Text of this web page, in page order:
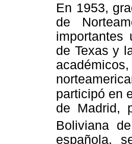
En 1953,
de
importantes
de Texas y
participó en
de Madrid,
Boliviana
española,